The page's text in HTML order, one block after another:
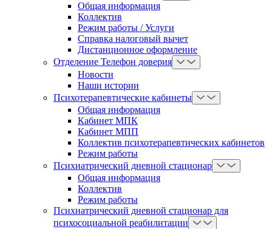
Общая информация
Коллектив
Режим работы / Услуги
Справка налоговый вычет
Дистанционное оформление
Отделение Телефон доверия
Новости
Наши истории
Психотерапевтические кабинеты
Общая информация
Кабинет МПК
Кабинет МПП
Коллектив психотерапевтических кабинетов
Режим работы
Психиатрический дневной стационар
Общая информация
Коллектив
Режим работы
Психиатрический дневной стационар для
психосоциальной реабилитации